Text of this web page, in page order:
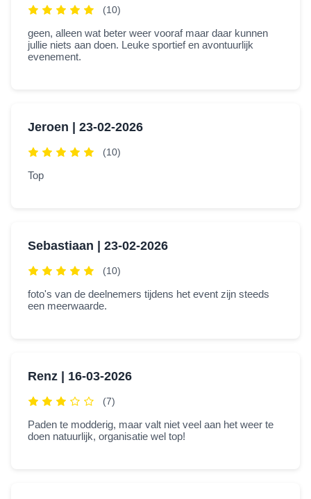
(10)
geen, alleen wat beter weer vooraf maar daar kunnen
jullie niets aan doen. Leuke sportief en avontuurlijk
evenement.
Jeroen | 23-02-2026
(10)
Top
Sebastiaan | 23-02-2026
(10)
foto's van de deelnemers tijdens het event zijn steeds
een meerwaarde.
Renz | 16-03-2026
(7)
Paden te modderig, maar valt niet veel aan het weer te
doen natuurlijk, organisatie wel top!